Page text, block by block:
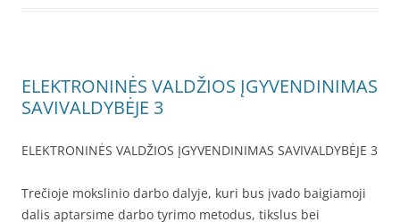
ELEKTRONINĖS VALDŽIOS ĮGYVENDINIMAS
SAVIVALDYBĖJE 3
ELEKTRONINĖS VALDŽIOS ĮGYVENDINIMAS SAVIVALDYBĖJE 3
Trečioje mokslinio darbo dalyje, kuri bus įvado baigiamoji
dalis aptarsime darbo tyrimo metodus, tikslus bei